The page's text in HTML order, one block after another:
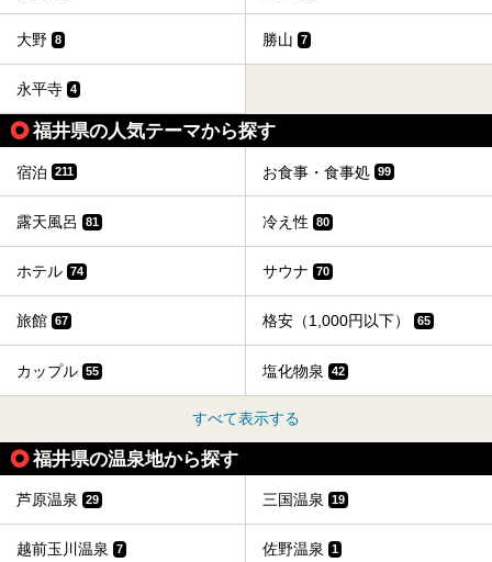
大野 8 勝山 7
永平寺 4
福井県の人気テーマから探す
宿泊 211 お食事・食事処 99
露天風呂 81 冷え性 80
ホテル 74 サウナ 70
旅館 67 格安（1,000円以下） 65
カップル 55 塩化物泉 42
すべて表示する
福井県の温泉地から探す
芦原温泉 29 三国温泉 19
越前玉川温泉 7 佐野温泉 1